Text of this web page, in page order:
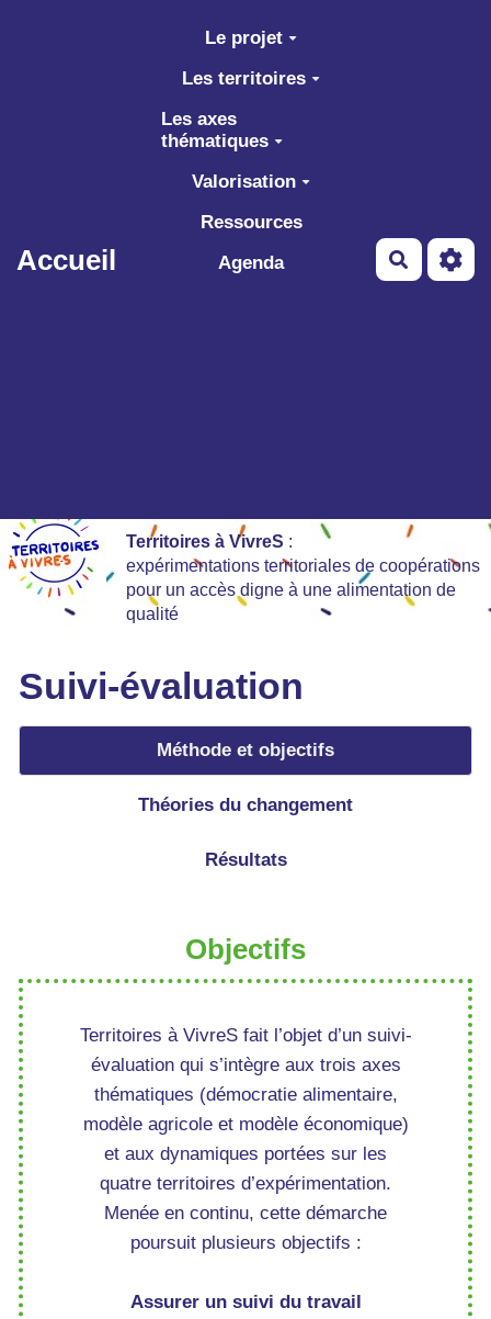
Aller au contenu principal
Accueil
Le projet
Les territoires
Les axes
thématiques
Valorisation
Ressources
Agenda
Territoires à VivreS :
expérimentations territoriales de coopérations
pour un accès digne à une alimentation de
qualité
Suivi-évaluation
Méthode et objectifs
Théories du changement
Résultats
Objectifs
Territoires à VivreS fait l’objet d’un suivi-
évaluation qui s’intègre aux trois axes
thématiques (démocratie alimentaire,
modèle agricole et modèle économique)
et aux dynamiques portées sur les
quatre territoires d’expérimentation.
Menée en continu, cette démarche
poursuit plusieurs objectifs :
Assurer un suivi du travail